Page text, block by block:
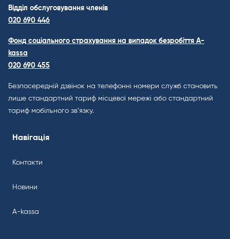
Відділ обслуговування членів
020 690 446
Фонд соціального страхування на випадок безробіття A-
kassa
020 690 455
Безпосередній дзвінок на телефонні номери служб становить
лише стандартний тариф місцевої мережі або стандартний
тариф мобільного зв’язку.
Навігація
Контакти
Новини
A-kassa